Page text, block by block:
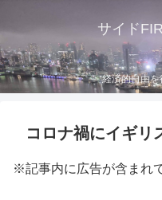
サイド
経済的自由
コロナ禍にイギリ
※記事内に広告が含まれ